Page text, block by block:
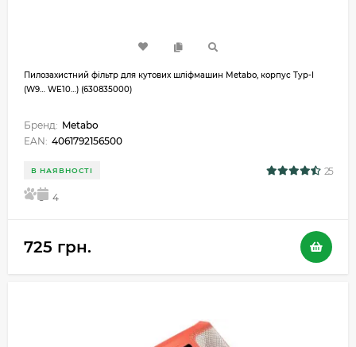
Пилозахистний фільтр для кутових шліфмашин Metabo, корпус Typ-I
(W9… WE10…) (630835000)
Бренд: Metabo
EAN: 4061792156500
В НАЯВНОСТІ 25
5 4
725 грн.